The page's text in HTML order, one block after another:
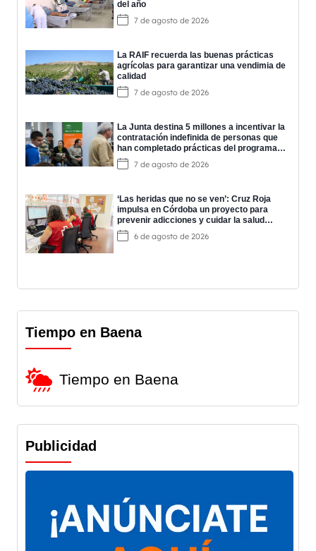
del año
7 de agosto de 2026
La RAIF recuerda las buenas prácticas
agrícolas para garantizar una vendimia de
calidad
7 de agosto de 2026
La Junta destina 5 millones a incentivar la
contratación indefinida de personas que
han completado prácticas del programa
EPES
7 de agosto de 2026
‘Las heridas que no se ven’: Cruz Roja
impulsa en Córdoba un proyecto para
prevenir adicciones y cuidar la salud
mental
6 de agosto de 2026
Tiempo en Baena
Tiempo en Baena
Publicidad